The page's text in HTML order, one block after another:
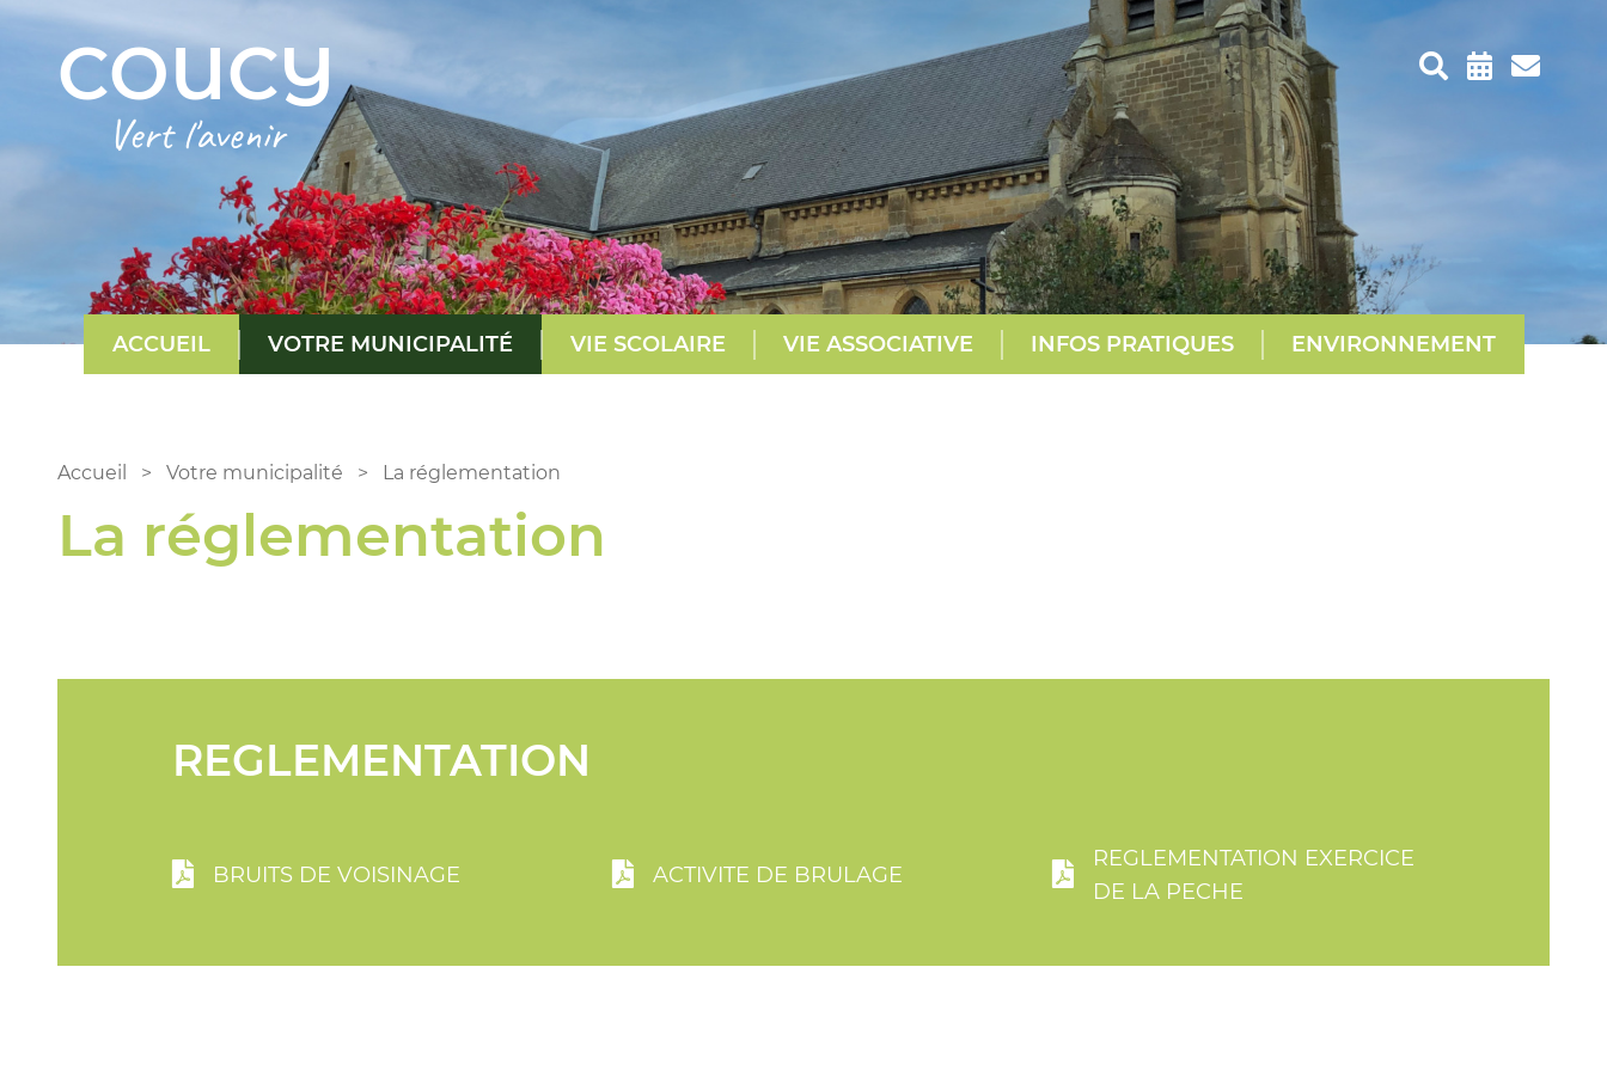
Haut de page
COUCY
Vert l'avenir
ACCUEIL VOTRE MUNICIPALITÉ VIE SCOLAIRE VIE ASSOCIATIVE INFOS PRATIQUES ENVIRONNEMENT
Accueil > Votre municipalité > La réglementation
La réglementation
REGLEMENTATION
BRUITS DE VOISINAGE ACTIVITE DE BRULAGE
REGLEMENTATION EXERCICE
DE LA PECHE